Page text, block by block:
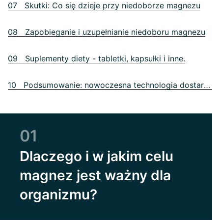
07 Skutki: Co się dzieje przy niedoborze magnezu
08 Zapobieganie i uzupełnianie niedoboru magnezu
09 Suplementy diety - tabletki, kapsułki i inne.
10 Podsumowanie: nowoczesna technologia dostarcza informacji
01
Dlaczego i w jakim celu
magnez jest ważny dla
organizmu?